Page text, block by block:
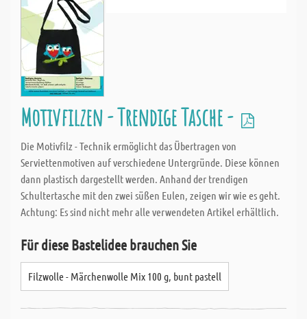
Motivfilzen - Trendige Tasche -
Die Motivfilz - Technik ermöglicht das Übertragen von
Serviettenmotiven auf verschiedene Untergründe. Diese können
dann plastisch dargestellt werden. Anhand der trendigen
Schultertasche mit den zwei süßen Eulen, zeigen wir wie es geht.
Achtung: Es sind nicht mehr alle verwendeten Artikel erhältlich.
Für diese Bastelidee brauchen Sie
Filzwolle - Märchenwolle Mix 100 g, bunt pastell